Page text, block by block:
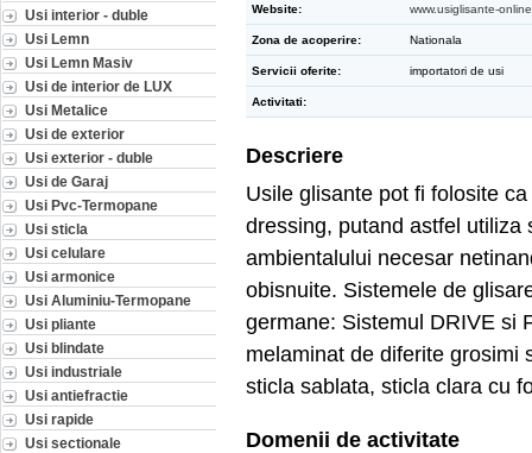
Usi interior - duble
Usi Lemn
Usi Lemn Masiv
Usi de interior de LUX
Usi Metalice
Usi de exterior
Usi exterior - duble
Usi de Garaj
Usi Pvc-Termopane
Usi sticla
Usi celulare
Usi armonice
Usi Aluminiu-Termopane
Usi pliante
Usi blindate
Usi industriale
Usi antiefractie
Usi rapide
Usi sectionale
Website: www.usiglisante-
Zona de acoperire: Nationala
Servicii oferite: importatori de usi
Activitati:
Descriere
Usile glisante pot fi folosite
dressing, putand astfel
ambientalului necesar
obisnuite. Sistemele de
germane: Sistemul DRIVE si
melaminat de diferite grosimi
sticla sablata, sticla clara cu
Domenii de activitate